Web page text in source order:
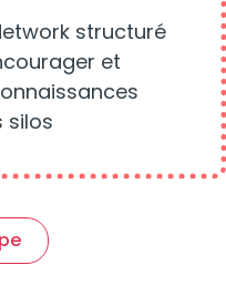
structuré
et
silos